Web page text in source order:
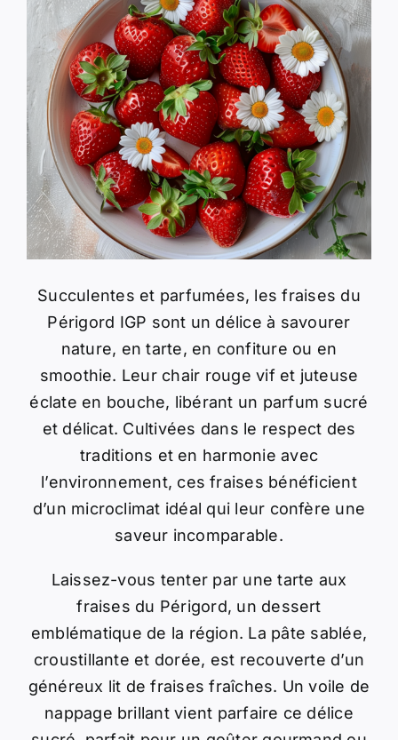
Succulentes et parfumées, les fraises du
Périgord IGP sont un délice à savourer
nature, en tarte, en confiture ou en
smoothie. Leur chair rouge vif et juteuse
éclate en bouche, libérant un parfum sucré
et délicat. Cultivées dans le respect des
traditions et en harmonie avec
l’environnement, ces fraises bénéficient
d’un microclimat idéal qui leur confère une
saveur incomparable.
Laissez-vous tenter par une tarte aux
fraises du Périgord, un dessert
emblématique de la région. La pâte sablée,
croustillante et dorée, est recouverte d’un
généreux lit de fraises fraîches. Un voile de
nappage brillant vient parfaire ce délice